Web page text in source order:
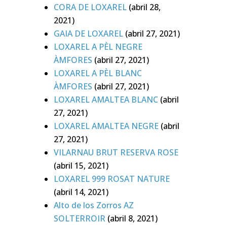
CORA DE LOXAREL (abril 28,
2021)
GAIA DE LOXAREL (abril 27, 2021)
LOXAREL A PÈL NEGRE
ÀMFORES (abril 27, 2021)
LOXAREL A PÈL BLANC
ÀMFORES (abril 27, 2021)
LOXAREL AMALTEA BLANC (abril
27, 2021)
LOXAREL AMALTEA NEGRE (abril
27, 2021)
VILARNAU BRUT RESERVA ROSE
(abril 15, 2021)
LOXAREL 999 ROSAT NATURE
(abril 14, 2021)
Alto de los Zorros AZ
SOLTERROIR (abril 8, 2021)